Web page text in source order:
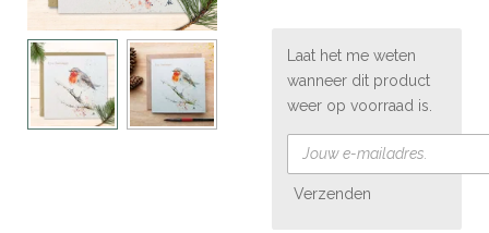
Laat het me weten
wanneer dit product
weer op voorraad is.
Verzenden